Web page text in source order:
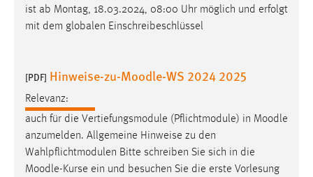
ist ab Montag, 18.03.2024, 08:00 Uhr möglich und erfolgt
mit dem globalen Einschreibeschlüssel
[PDF] Hinweise-zu-Moodle-WS 2024 2025
Relevanz:
auch für die Vertiefungsmodule (Pflichtmodule) in Moodle
anzumelden. Allgemeine Hinweise zu den
Wahlpflichtmodulen Bitte schreiben Sie sich in die
Moodle-Kurse ein und besuchen Sie die erste Vorlesung
3 Monate
Name:
Anbieter:
Facebook
Zweck:
Conversion-Tracking